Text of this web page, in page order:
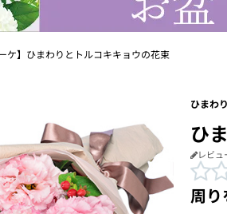
ケ】ひまわりとトルコキキョウの花束
ひまわ
ひ
レビュ
周